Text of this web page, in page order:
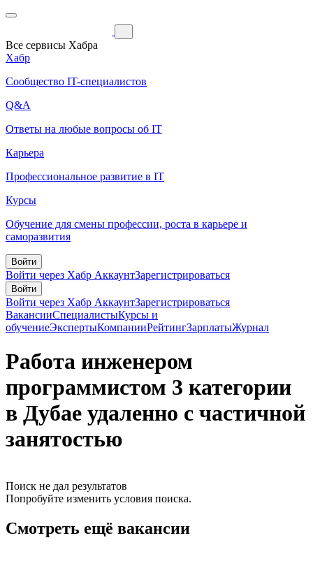
Все сервисы Хабра
Хабр
Сообщество IT-специалистов
Q&A
Ответы на любые вопросы об IT
Карьера
Профессиональное развитие в IT
Курсы
Обучение для смены профессии, роста в карьере и
саморазвития
Войти
Войти через Хабр АккаунтЗарегистрироваться
Войти
Войти через Хабр АккаунтЗарегистрироваться
ВакансииСпециалистыКурсы и
обучениеЭкспертыКомпанииРейтингЗарплатыЖурнал
Работа инженером
программистом 3 категории
в Дубае удаленно с частичной
занятостью
Поиск не дал результатов
Попробуйте изменить условия поиска.
Смотреть ещё вакансии